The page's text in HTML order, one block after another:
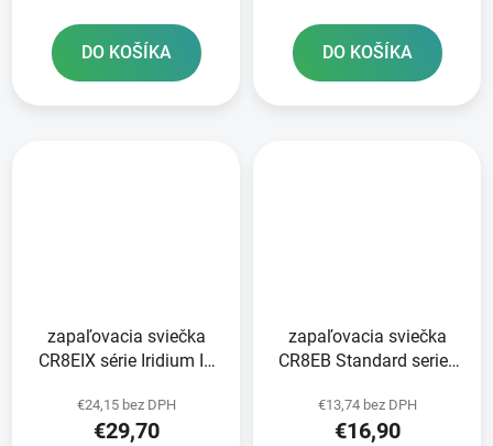
DO KOŠÍKA DO KOŠÍKA
zapaľovacia sviečka
CR8EIX série Iridium IX
€24,15 bez DPH
€29,70
zapaľovacia sviečka
CR8EB Standard series
€13,74 bez DPH
€16,90